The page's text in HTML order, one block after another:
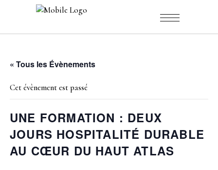
« Tous les Évènements
Cet évènement est passé
UNE FORMATION : DEUX
JOURS HOSPITALITÉ DURABLE
AU CŒUR DU HAUT ATLAS